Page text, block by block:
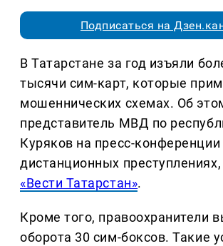
Подписаться на
В Татарстане за год изъяли
тысячи сим-карт, которые
мошеннических схемах. Об
представитель МВД по
Куряков на пресс-конференции
дистанционных
«Вести Татарстан».
Кроме того, правоохранители
оборота 30 сим-боксов. Такие